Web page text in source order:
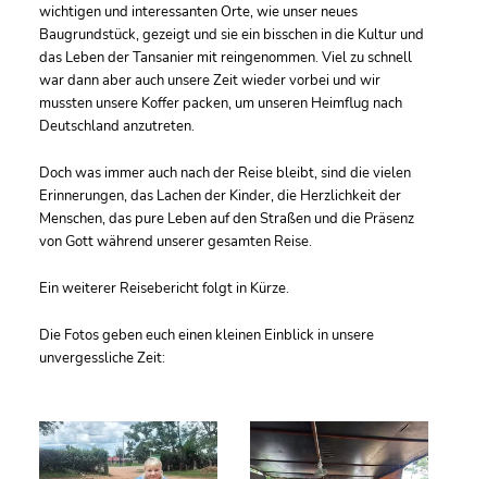
wichtigen und interessanten Orte, wie unser neues
Baugrundstück, gezeigt und sie ein bisschen in die Kultur und
das Leben der Tansanier mit reingenommen. Viel zu schnell
war dann aber auch unsere Zeit wieder vorbei und wir
mussten unsere Koffer packen, um unseren Heimflug nach
Deutschland anzutreten.
Doch was immer auch nach der Reise bleibt, sind die vielen
Erinnerungen, das Lachen der Kinder, die Herzlichkeit der
Menschen, das pure Leben auf den Straßen und die Präsenz
von Gott während unserer gesamten Reise.
Ein weiterer Reisebericht folgt in Kürze.
Die Fotos geben euch einen kleinen Einblick in unsere
unvergessliche Zeit: